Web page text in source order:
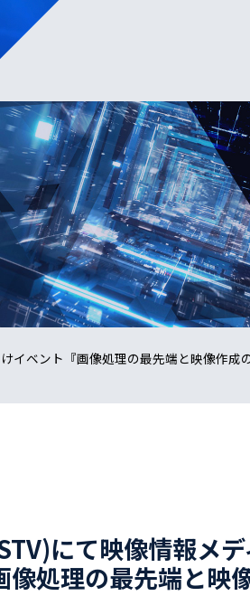
ベント『画像処理の最先端と映像作成
にて映像情報メ
処理の最先端と映